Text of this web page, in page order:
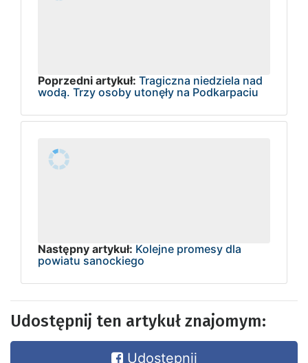
Poprzedni artykuł: Tragiczna niedziela nad
wodą. Trzy osoby utonęły na Podkarpaciu
Następny artykuł: Kolejne promesy dla
powiatu sanockiego
Udostępnij ten artykuł znajomym:
Udostępnij